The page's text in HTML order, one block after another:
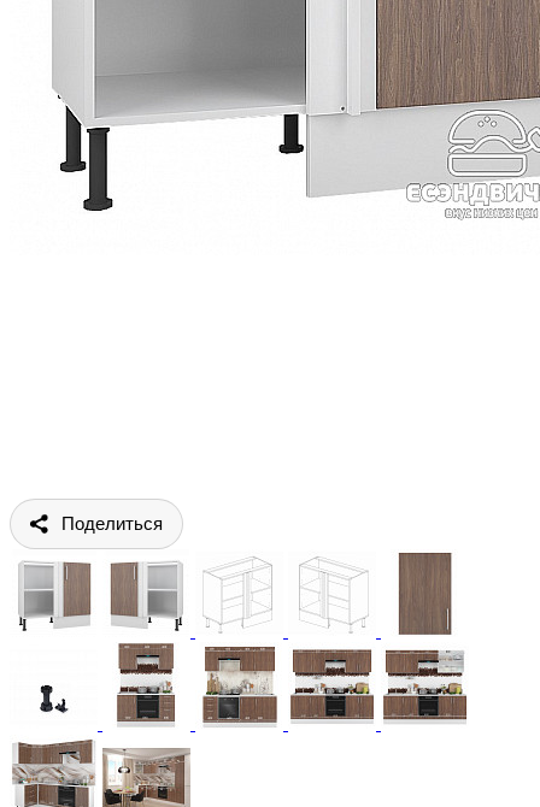
Поделиться